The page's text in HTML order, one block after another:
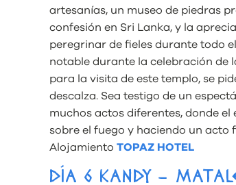
artesanías, un museo de piedras
confesión en Sri Lanka, y la
peregrinar de fieles durante todo
notable durante la celebración de
para la visita de este templo, se
descalza. Sea testigo de un
muchos actos diferentes, donde
sobre el fuego y haciendo un acto
Alojamiento TOPAZ HOTEL
DÍA 6 KANDY –